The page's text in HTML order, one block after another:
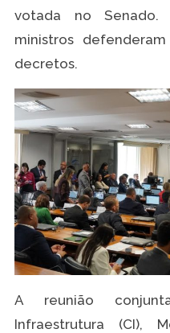
votada no Senado.
ministros
decretos.
A reunião
Infraestrutura (CI),